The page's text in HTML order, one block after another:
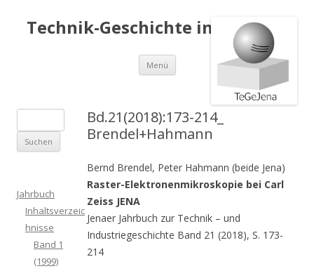
Technik-Geschichte in Jena e.V.
Menü Springe
Inhalt
Bd.21(2018):173-214_
Brendel+Hahmann
Bernd Brendel, Peter Hahmann (beide Jena)
Raster-Elektronenmikroskopie bei Carl
Zeiss JENA
Jenaer Jahrbuch zur Technik – und
Industriegeschichte Band 21 (2018), S. 173-
214
u
c
n
Jahrbuch
Inhaltsverzeic
hnisse
Band 1
(1999)